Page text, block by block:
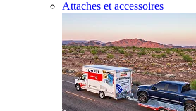
Attaches et accessoires